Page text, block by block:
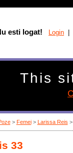
> Femei> Larissa Reis
33
esti logat! Login
This